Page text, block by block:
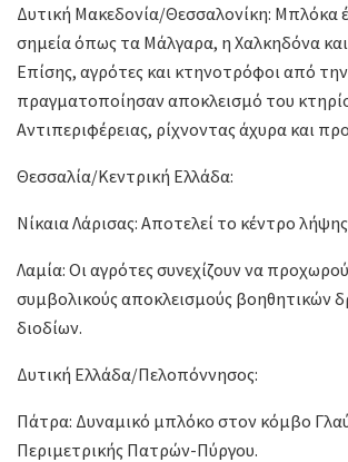
Δυτική Μακεδονία/Θεσσαλονίκη: Μπλόκα
σημεία όπως τα Μάλγαρα, η Χαλκηδόνα
Επίσης, αγρότες και κτηνοτρόφοι από
πραγματοποίησαν αποκλεισμό του
Αντιπεριφέρειας, ρίχνοντας άχυρα και
Θεσσαλία/Κεντρική Ελλάδα:
Νίκαια Λάρισας: Αποτελεί το κέντρο
Λαμία: Οι αγρότες συνεχίζουν να
συμβολικούς αποκλεισμούς βοηθητικών
διοδίων.
Δυτική Ελλάδα/Πελοπόννησος:
Πάτρα: Δυναμικό μπλόκο στον κόμβο
Περιμετρικής Πατρών-Πύργου.